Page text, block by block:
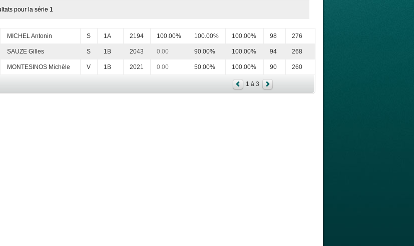
pour la série 1
MICHEL Antonin S 1A 2194 100.00% 100.00% 100.00% 98 276
SAUZE Gilles S 1B 2043 0.00 90.00% 100.00% 94 268
MONTESINOS Michèle V 1B 2021 0.00 50.00% 100.00% 90 260
1 à 3